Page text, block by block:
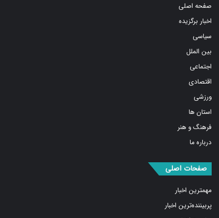
اخبار برگزیده
سیاسی
بین الملل
اجتماعی
اقتصادی
ورزشی
استان ها
فرهنگ و هنر
درباره ما
مهمترین اخبار
پربیننده‌ترین اخبار
مشروح اخبار